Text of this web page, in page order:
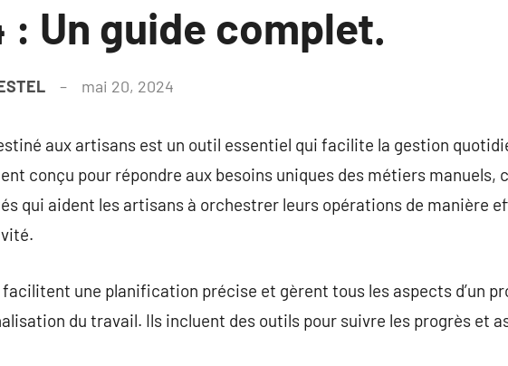
: Un guide complet.
mai 20, 2024
aux artisans est un outil essentiel qui facilite la gestion
conçu pour répondre aux besoins uniques des métiers manuels,
qui aident les artisans à orchestrer leurs opérations de manière
une planification précise et gèrent tous les aspects d’un
du travail. Ils incluent des outils pour suivre les progrès et